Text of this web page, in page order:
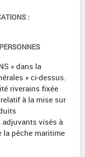
:
» dans la
» ci-dessus.
riverains fixée
à la mise sur
visés à
la pêche maritime